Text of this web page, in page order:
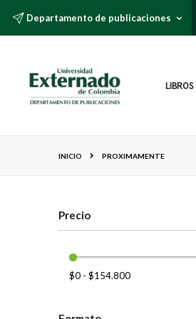
Departamento de publicaciones
LIBROS
INICIO PROXIMAMENTE
Precio
$0 - $154.800